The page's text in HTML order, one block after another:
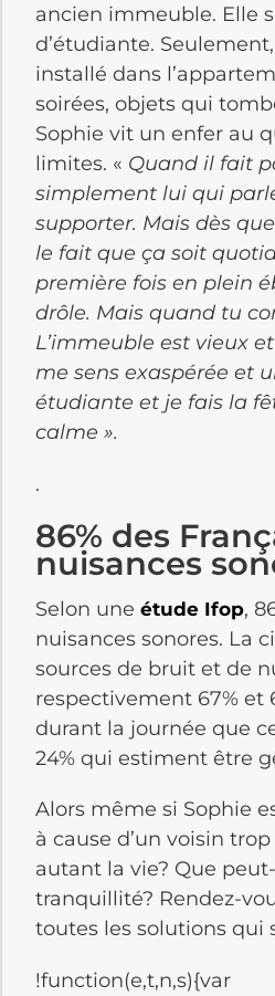
ancien immeuble. Elle
d’étudiante.
installé dans
soirées, objets qui
Sophie vit un enfer au
limites. « Quand il fait
simplement lui qui
supporter. Mais dès
le fait que ça soit
première fois en plein
drôle. Mais quand tu
L’immeuble est vieux
me sens exaspérée et
étudiante et je fais la
calme ».
.
86% des
nuisances
Selon une étude Ifop,
nuisances sonores. La
sources de bruit et de
respectivement 67% et
durant la journée que
24% qui estiment être
Alors même si Sophie
à cause d’un voisin
autant la vie? Que
tranquillité? Rendez-
toutes les solutions qui
!function(e,t,n,s){var